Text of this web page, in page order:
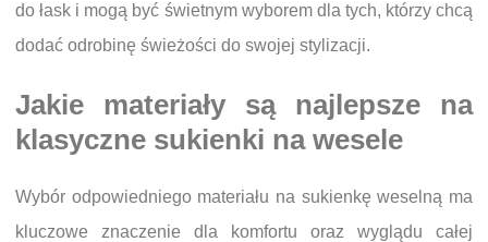
do łask i mogą być świetnym wyborem dla tych, którzy chcą
dodać odrobinę świeżości do swojej stylizacji.
Jakie materiały są najlepsze na
klasyczne sukienki na wesele
Wybór odpowiedniego materiału na sukienkę weselną ma
kluczowe znaczenie dla komfortu oraz wyglądu całej